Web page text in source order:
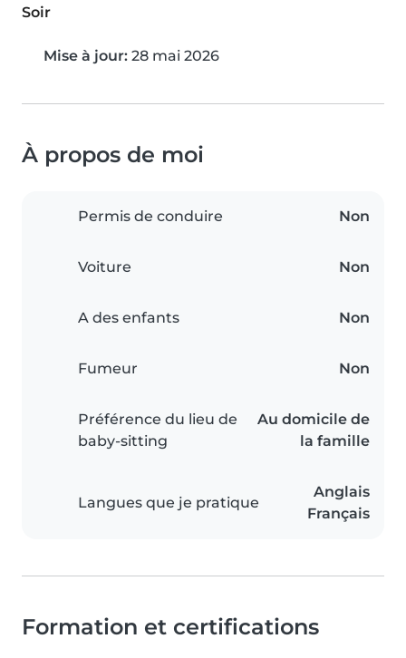
Soir
Mise à jour: 28 mai 2026
À propos de moi
Permis de conduire Non
Voiture Non
A des enfants Non
Fumeur Non
Préférence du lieu de
baby-sitting
Au domicile de
la famille
Langues que je pratique
Anglais
Français
Formation et certifications